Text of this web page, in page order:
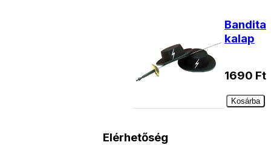
Bandita
kalap
1690 Ft
Kosárba
Elérhetőség